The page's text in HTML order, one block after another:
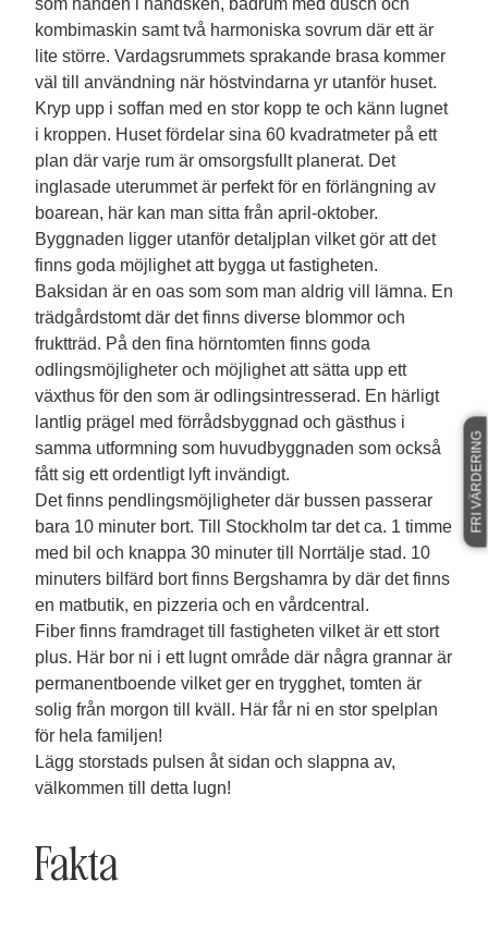
som handen i handsken, badrum med dusch och
kombimaskin samt två harmoniska sovrum där ett är
lite större. Vardagsrummets sprakande brasa kommer
väl till användning när höstvindarna yr utanför huset.
Kryp upp i soffan med en stor kopp te och känn lugnet
i kroppen. Huset fördelar sina 60 kvadratmeter på ett
plan där varje rum är omsorgsfullt planerat. Det
inglasade uterummet är perfekt för en förlängning av
boarean, här kan man sitta från april-oktober.
Byggnaden ligger utanför detaljplan vilket gör att det
finns goda möjlighet att bygga ut fastigheten.
Baksidan är en oas som som man aldrig vill lämna. En
trädgårdstomt där det finns diverse blommor och
fruktträd. På den fina hörntomten finns goda
odlingsmöjligheter och möjlighet att sätta upp ett
växthus för den som är odlingsintresserad. En härligt
lantlig prägel med förrådsbyggnad och gästhus i
samma utformning som huvudbyggnaden som också
fått sig ett ordentligt lyft invändigt.
Det finns pendlingsmöjligheter där bussen passerar
bara 10 minuter bort. Till Stockholm tar det ca. 1 timme
med bil och knappa 30 minuter till Norrtälje stad. 10
minuters bilfärd bort finns Bergshamra by där det finns
en matbutik, en pizzeria och en vårdcentral.
Fiber finns framdraget till fastigheten vilket är ett stort
plus. Här bor ni i ett lugnt område där några grannar är
permanentboende vilket ger en trygghet, tomten är
solig från morgon till kväll. Här får ni en stor spelplan
för hela familjen!
Lägg storstads pulsen åt sidan och slappna av,
välkommen till detta lugn!
Fakta
FRI VÄRDERING